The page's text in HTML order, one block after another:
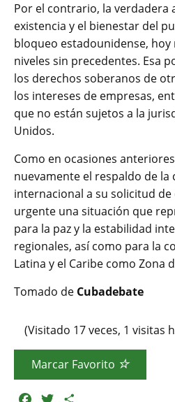
Por el contrario, la verdadera
existencia y el bienestar del
bloqueo estadounidense,
niveles sin precedentes. Esa
los derechos soberanos de
los intereses de empresas,
que no están sujetos a la
Unidos.
Como en ocasiones
nuevamente el respaldo de la
internacional a su solicitud
urgente una situación que
para la paz y la estabilidad
regionales, así como para la
Latina y el Caribe como Zona
Tomado de Cubadebate
(Visitado 17 veces, 1 visitas
Marcar Favorito